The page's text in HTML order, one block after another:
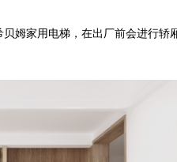
家用电梯，在出厂前会进行轿